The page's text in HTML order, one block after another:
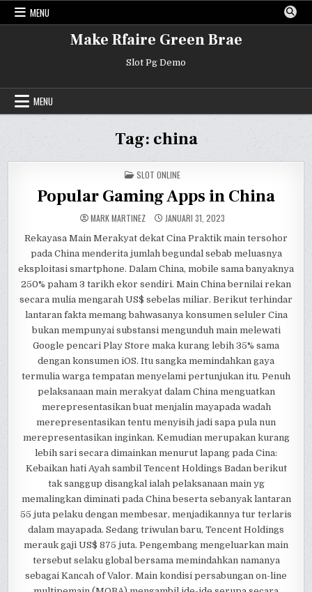
Skip
MENU
Make Rfaire Green Brae
Slot Pg Demo
MENU
Tag: china
POSTED
IN
SLOT ONLINE
Popular Gaming Apps in China
MARK MARTINEZ JANUARI 31, 2023
Rekayasa Main Merakyat dekat Cina Praktik main tersohor
pada China menderita jumlah begundal sebab meluasnya
eksploitasi smartphone. Dalam China, mobile sama banyaknya
250% paham 3 tarikh ekor sendiri. Main China bernilai rekan
secara mulia mengarah US$ sebelas miliar. Berikut terhindar
lantaran fakta memang bahwasanya konsumen seluler Cina
bukan mempunyai substansi mengunduh main melewati
Google pencari Play Store maka kurang lebih 35% sama
dengan konsumen iOS. Itu sangka memindahkan gaya
termulia warga tempatan menyelami pertunjukan itu. Penuh
pelaksanaan main merakyat dalam China menguatkan
merepresentasikan buat menjalin mayapada wadah
merepresentasikan tentu menyisih jadi sapa pula nun
merepresentasikan inginkan. Kemudian merupakan kurang
lebih sari secara dimainkan menurut lapang pada Cina:
Kebaikan hati Ayah sambil Tencent Holdings Badan berikut
tak sanggup disangkal ialah pelaksanaan main yg
memalingkan diminati pada China beserta sebanyak lantaran
55 juta pelaku dengan membesar, menjadikannya tur terlaris
dalam mayapada. Sedang triwulan baru, Tencent Holdings
merauk gaji US$ 875 juta. Pengembang mengeluarkan main
tersebut selaku global bersama memindahkan namanya
sebagai Kancah of Valor. Main kondisi persabungan on-line